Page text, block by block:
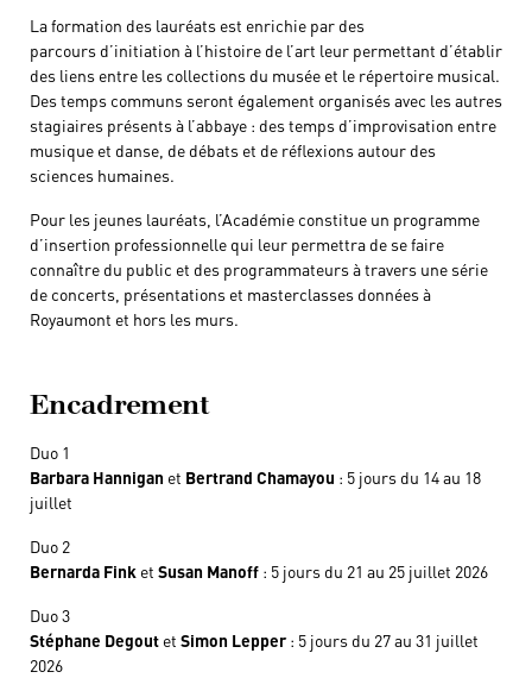
La formation des lauréats est enrichie par des
parcours d’initiation à l’histoire de l’art leur permettant d’établir
des liens entre les collections du musée et le répertoire musical.
Des temps communs seront également organisés avec les autres
stagiaires présents à l’abbaye : des temps d’improvisation entre
musique et danse, de débats et de réflexions autour des
sciences humaines.
Pour les jeunes lauréats, l’Académie constitue un programme
d’insertion professionnelle qui leur permettra de se faire
connaître du public et des programmateurs à travers une série
de concerts, présentations et masterclasses données à
Royaumont et hors les murs.
Encadrement
Duo 1
Barbara Hannigan et Bertrand Chamayou : 5 jours du 14 au 18
juillet
Duo 2
Bernarda Fink et Susan Manoff : 5 jours du 21 au 25 juillet 2026
Duo 3
Stéphane Degout et Simon Lepper: 5 jours du 27 au 31 juillet
2026